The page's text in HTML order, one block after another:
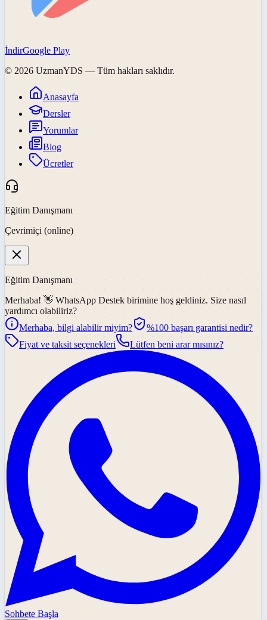
İndirGoogle Play
© 2026 UzmanYDS — Tüm hakları saklıdır.
Anasayfa
Dersler
Yorumlar
Blog
Ücretler
Eğitim Danışmanı
Çevrimiçi (online)
Eğitim Danışmanı
Merhaba! 👋 WhatsApp Destek birimine hoş geldiniz. Size nasıl
yardımcı olabiliriz?
Merhaba, bilgi alabilir miyim?
%100 başarı garantisi nedir?
Fiyat ve taksit seçenekleri
Lütfen beni arar mısınız?
Sohbete Başla